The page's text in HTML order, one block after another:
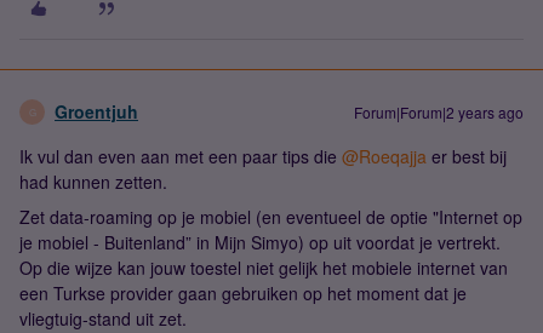
G Groentjuh Forum|Forum|2 years ago
Ik vul dan even aan met een paar tips die @Roeqajja er best bij
had kunnen zetten.
Zet data-roaming op je mobiel (en eventueel de optie "Internet op
je mobiel - Buitenland” in Mijn Simyo) op uit voordat je vertrekt.
Op die wijze kan jouw toestel niet gelijk het mobiele internet van
een Turkse provider gaan gebruiken op het moment dat je
vliegtuig-stand uit zet.